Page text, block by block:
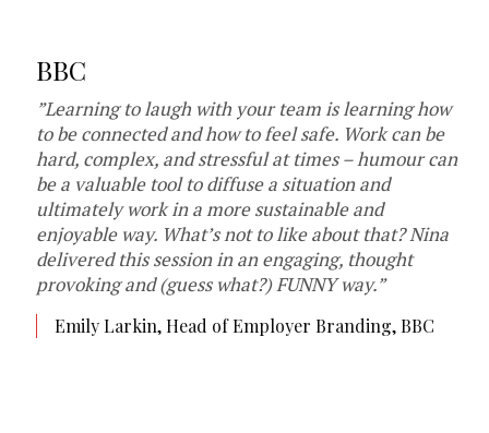
BBC
”Learning to laugh with your team is learning how
to be connected and how to feel safe. Work can be
hard, complex, and stressful at times – humour can
be a valuable tool to diffuse a situation and
ultimately work in a more sustainable and
enjoyable way. What’s not to like about that? Nina
delivered this session in an engaging, thought
provoking and (guess what?) FUNNY way.”
Emily Larkin, Head of Employer Branding, BBC